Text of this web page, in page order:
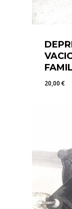
20,00€